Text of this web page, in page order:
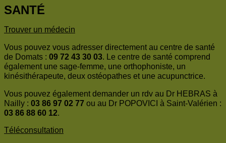
SANTÉ
Trouver un médecin
Vous pouvez vous adresser directement au centre de santé
de Domats : 09 72 43 30 03. Le centre de santé comprend
également une sage-femme, une orthophoniste, un
kinésithérapeute, deux ostéopathes et une acupunctrice.
Vous pouvez également demander un rdv au Dr HEBRAS à
Nailly : 03 86 97 02 77 ou au Dr POPOVICI à Saint-Valérien :
03 86 88 60 12.
Téléconsultation